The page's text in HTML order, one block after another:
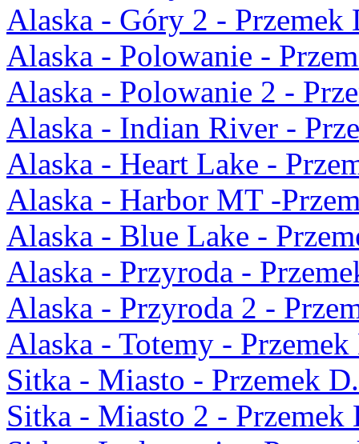
Alaska - Góry 2 - Przemek
Alaska - Polowanie -
Alaska - Polowanie 2 -
Alaska - Indian River -
Alaska - Heart Lake -
Alaska - Harbor MT -
Alaska - Blue Lake -
Alaska - Przyroda -
Alaska - Przyroda 2 -
Alaska - Totemy - Przemek
Sitka - Miasto - Przemek D.
Sitka - Miasto 2 - Przemek